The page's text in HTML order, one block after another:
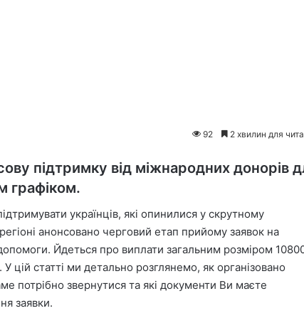
92 2 хвилин для
підтримку від міжнародних донорів
графіком.
українців, які опинилися у скрутному
анонсовано черговий етап прийому заявок на
Йдеться про виплати загальним розміром
цій статті ми детально розглянемо, як організовано
потрібно звернутися та які документи Ви маєте
заявки.